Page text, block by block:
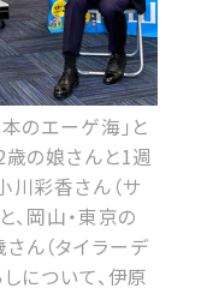
のエーゲ海」と
の娘さんと1週
川彩香さん（サ
、岡山・東京の
ん（タイラーデ
について、伊原